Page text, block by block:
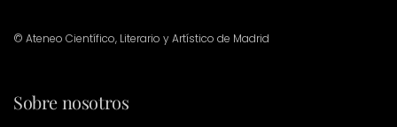
© Ateneo Científico, Literario y Artístico de Madrid
Sobre nosotros